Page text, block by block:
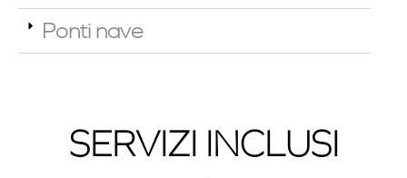
Ponti nave
SERVIZI INCLUSI